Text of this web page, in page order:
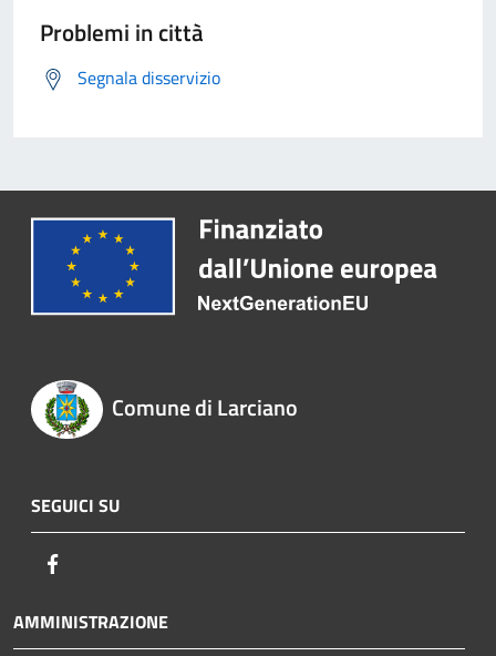
Problemi in città
Segnala disservizio
Comune di Larciano
SEGUICI SU
AMMINISTRAZIONE